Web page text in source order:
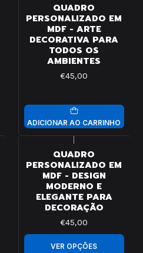
QUADRO
PERSONALIZADO EM
MDF - ARTE
DECORATIVA PARA
TODOS OS
AMBIENTES
€45,00
ADICIONAR AO CARRINHO
QUADRO
PERSONALIZADO EM
MDF - DESIGN
MODERNO E
ELEGANTE PARA
DECORAÇÃO
€45,00
VER OPÇÕES